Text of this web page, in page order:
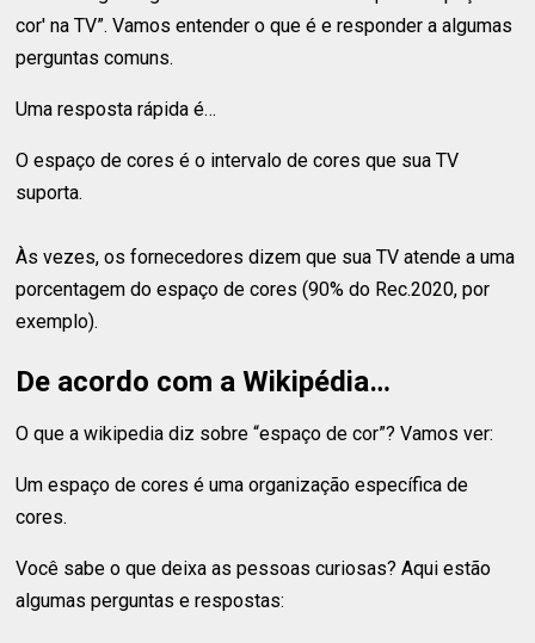
cor' na TV”. Vamos entender o que é e responder a algumas
perguntas comuns.
Uma resposta rápida é…
O espaço de cores é o intervalo de cores que sua TV
suporta.
Às vezes, os fornecedores dizem que sua TV atende a uma
porcentagem do espaço de cores (90% do Rec.2020, por
exemplo).
De acordo com a Wikipédia…
O que a wikipedia diz sobre “espaço de cor”? Vamos ver:
Um espaço de cores é uma organização específica de
cores.
Você sabe o que deixa as pessoas curiosas? Aqui estão
algumas perguntas e respostas: